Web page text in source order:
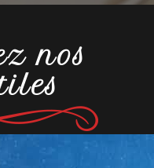
nos